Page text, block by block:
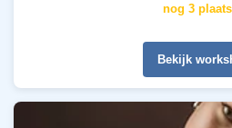
nog 3
Bekijk